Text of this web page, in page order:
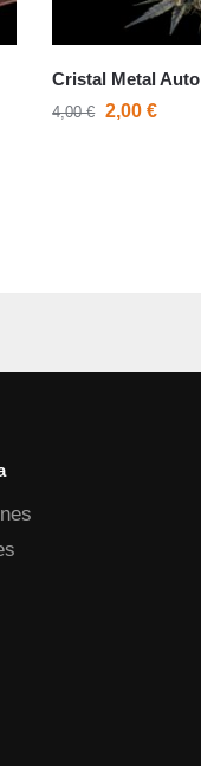
Cristal Metal Auto
4,00€ 2,00 €